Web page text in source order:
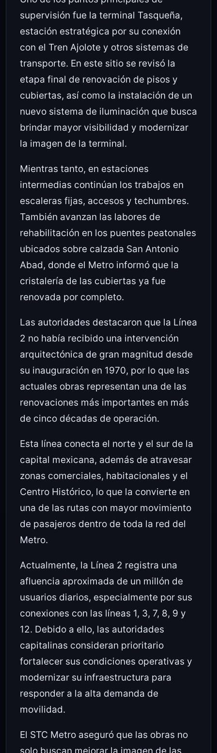
supervisión fue la terminal Tasqueña,
estación estratégica por su conexión
con el Tren Ajolote y otros sistemas de
transporte. En este sitio se revisó la
etapa final de renovación de pisos y
cubiertas, así como la instalación de un
nuevo sistema de iluminación que busca
brindar mayor visibilidad y modernizar
la imagen de la terminal.
Mientras tanto, en estaciones
intermedias continúan los trabajos en
escaleras fijas, accesos y techumbres.
También avanzan las labores de
rehabilitación en los puentes peatonales
ubicados sobre calzada San Antonio
Abad, donde el Metro informó que la
cristalería de las cubiertas ya fue
renovada por completo.
Las autoridades destacaron que la Línea
2 no había recibido una intervención
arquitectónica de gran magnitud desde
su inauguración en 1970, por lo que las
actuales obras representan una de las
renovaciones más importantes en más
de cinco décadas de operación.
Esta línea conecta el norte y el sur de la
capital mexicana, además de atravesar
zonas comerciales, habitacionales y el
Centro Histórico, lo que la convierte en
una de las rutas con mayor movimiento
de pasajeros dentro de toda la red del
Metro.
Actualmente, la Línea 2 registra una
afluencia aproximada de un millón de
usuarios diarios, especialmente por sus
conexiones con las líneas 1, 3, 7, 8, 9 y
12. Debido a ello, las autoridades
capitalinas consideran prioritario
fortalecer sus condiciones operativas y
modernizar su infraestructura para
responder a la alta demanda de
movilidad.
El STC Metro aseguró que las obras no